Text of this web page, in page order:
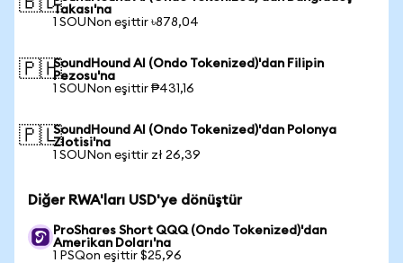
Takası'na
1 SOUNon eşittir ৳878,04
🇵🇭SoundHound AI (Ondo Tokenized)'dan Filipin
Pezosu'na
1 SOUNon eşittir ₱431,16
🇵🇱SoundHound AI (Ondo Tokenized)'dan Polonya
Zlotisi'na
1 SOUNon eşittir zł 26,39
Diğer RWA'ları USD'ye dönüştür
ProShares Short QQQ (Ondo Tokenized)'dan
Amerikan Doları'na
1 PSQon eşittir $25,96